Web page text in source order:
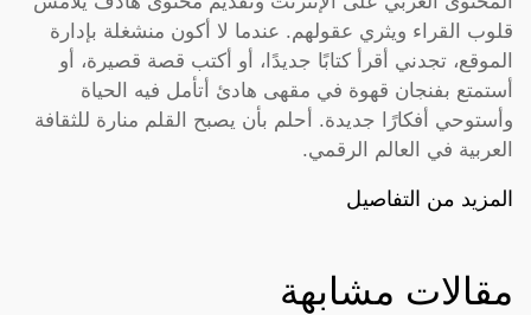
قلوب القراء ويثري عقولهم. عندما لا أكون منشغلة بإدارة
الموقع، تجدني أقرأ كتابًا جديدًا، أو أكتب قصة قصيرة، أو
أستمتع بفنجان قهوة في مقهى هادئ أتأمل فيه الحياة
وأستوحي أفكارًا جديدة. أحلم بأن يصبح القلم منارة للثقافة
العربية في العالم الرقمي.
المزيد من التفاصيل
مقالات مشابهة